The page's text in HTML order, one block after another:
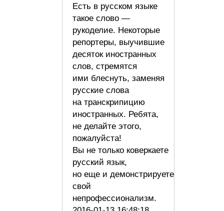
Есть в русском языке
такое слово —
рукоделие. Некоторые
репортеры, выучившие
десяток иностранных
слов, стремятся
ими блеснуть, заменяя
русские слова
на транскрипицию
иностранных. Ребята,
не делайте этого,
пожалуйста!
Вы не только коверкаете
русский язык,
но еще и демонстрируете
свой
непрофессионализм.